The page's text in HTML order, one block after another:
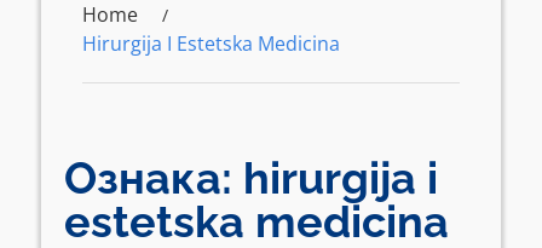
Home
Hirurgija I Estetska Medicina
Ознака: hirurgija i
estetska medicina